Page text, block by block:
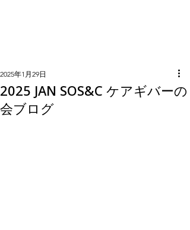
2025 JAN SOS&C ケアギバーの
会ブログ
2025年1月29日